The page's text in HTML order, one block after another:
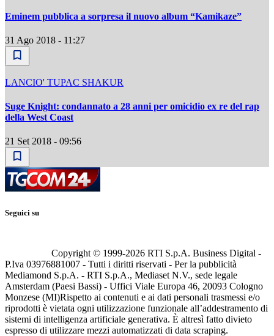
Eminem pubblica a sorpresa il nuovo album “Kamikaze”
31 Ago 2018 - 11:27
LANCIO' TUPAC SHAKUR
Suge Knight: condannato a 28 anni per omicidio ex re del rap
della West Coast
21 Set 2018 - 09:56
Seguici su
Copyright © 1999-2026 RTI S.p.A. Business Digital -
P.Iva 03976881007 - Tutti i diritti riservati - Per la pubblicità
Mediamond S.p.A. - RTI S.p.A., Mediaset N.V., sede legale
Amsterdam (Paesi Bassi) - Uffici Viale Europa 46, 20093 Cologno
Monzese (MI)Rispetto ai contenuti e ai dati personali trasmessi e/o
riprodotti è vietata ogni utilizzazione funzionale all’addestramento di
sistemi di intelligenza artificiale generativa. È altresì fatto divieto
espresso di utilizzare mezzi automatizzati di data scraping.